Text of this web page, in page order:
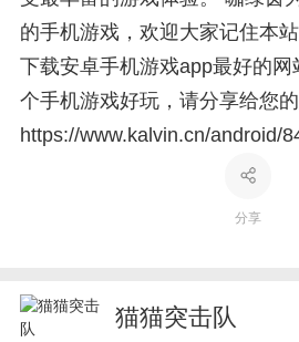
的手机游戏，欢迎大家记住本
下载安卓手机游戏app最好的
个手机游戏好玩，请分享给您的
https://www.kalvin.cn/android/
分享
猫猫突击队